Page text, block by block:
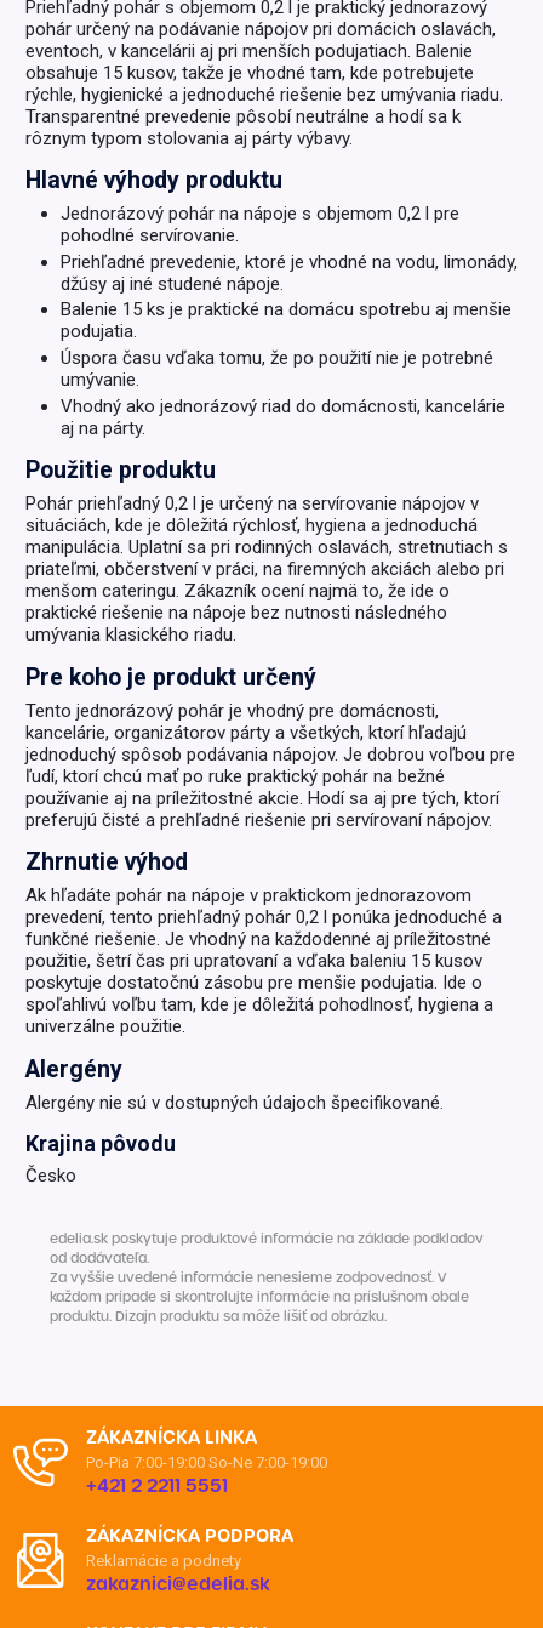
Priehľadný pohár s objemom 0,2 l je praktický jednorazový
pohár určený na podávanie nápojov pri domácich oslavách,
eventoch, v kancelárii aj pri menších podujatiach. Balenie
obsahuje 15 kusov, takže je vhodné tam, kde potrebujete
rýchle, hygienické a jednoduché riešenie bez umývania riadu.
Transparentné prevedenie pôsobí neutrálne a hodí sa k
rôznym typom stolovania aj párty výbavy.
Hlavné výhody produktu
Jednorázový pohár na nápoje s objemom 0,2 l pre
pohodlné servírovanie.
Priehľadné prevedenie, ktoré je vhodné na vodu, limonády,
džúsy aj iné studené nápoje.
Balenie 15 ks je praktické na domácu spotrebu aj menšie
podujatia.
Úspora času vďaka tomu, že po použití nie je potrebné
umývanie.
Vhodný ako jednorázový riad do domácnosti, kancelárie
aj na párty.
Použitie produktu
Pohár priehľadný 0,2 l je určený na servírovanie nápojov v
situáciách, kde je dôležitá rýchlosť, hygiena a jednoduchá
manipulácia. Uplatní sa pri rodinných oslavách, stretnutiach s
priateľmi, občerstvení v práci, na firemných akciách alebo pri
menšom cateringu. Zákazník ocení najmä to, že ide o
praktické riešenie na nápoje bez nutnosti následného
umývania klasického riadu.
Pre koho je produkt určený
Tento jednorázový pohár je vhodný pre domácnosti,
kancelárie, organizátorov párty a všetkých, ktorí hľadajú
jednoduchý spôsob podávania nápojov. Je dobrou voľbou pre
ľudí, ktorí chcú mať po ruke praktický pohár na bežné
používanie aj na príležitostné akcie. Hodí sa aj pre tých, ktorí
preferujú čisté a prehľadné riešenie pri servírovaní nápojov.
Zhrnutie výhod
Ak hľadáte pohár na nápoje v praktickom jednorazovom
prevedení, tento priehľadný pohár 0,2 l ponúka jednoduché a
funkčné riešenie. Je vhodný na každodenné aj príležitostné
použitie, šetrí čas pri upratovaní a vďaka baleniu 15 kusov
poskytuje dostatočnú zásobu pre menšie podujatia. Ide o
spoľahlivú voľbu tam, kde je dôležitá pohodlnosť, hygiena a
univerzálne použitie.
Alergény
Alergény nie sú v dostupných údajoch špecifikované.
Krajina pôvodu
Česko
edelia.sk poskytuje produktové informácie na základe podkladov
od dodávateľa.
Za vyššie uvedené informácie nenesieme zodpovednosť. V
každom prípade si skontrolujte informácie na príslušnom obale
produktu. Dizajn produktu sa môže líšiť od obrázku.
ZÁKAZNÍCKA LINKA
Po-Pia 7:00-19:00 So-Ne 7:00-19:00
+421 2 2211 5551
ZÁKAZNÍCKA PODPORA
Reklamácie a podnety
zakaznici@edelia.sk